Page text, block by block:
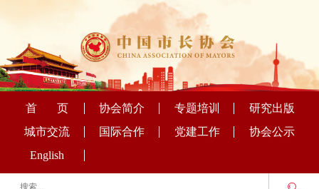
首 页 协会简介 专题培训
研究出版
城市交流
国际合作 党建工作
协会公示
English